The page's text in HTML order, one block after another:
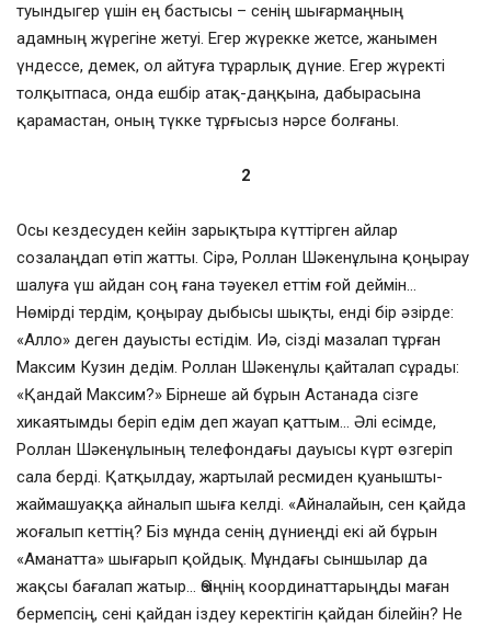
туындыгер үшін ең бастысы – сенің шығармаңның
адамның жүрегіне жетуі. Егер жүрекке жетсе, жанымен
үндессе, демек, ол айтуға тұрарлық дүние. Егер жүректі
толқытпаса, онда ешбір атақ-даңқына, дабырасына
қарамастан, оның түкке тұрғысыз нәрсе болғаны.
2
Осы кездесуден кейін зарықтыра күттірген айлар
созалаңдап өтіп жатты. Сірә, Роллан Шәкенұлына қоңырау
шалуға үш айдан соң ғана тәуекел еттім ғой деймін…
Нөмірді тердім, қоңырау дыбысы шықты, енді бір әзірде:
«Алло» деген дауысты естідім. Иә, сізді мазалап тұрған
Максим Кузин дедім. Роллан Шәкенұлы қайталап сұрады:
«Қандай Максим?» Бірнеше ай бұрын Астанада сізге
хикаятымды беріп едім деп жауап қаттым… Әлі есімде,
Роллан Шәкенұлының телефондағы дауысы күрт өзгеріп
сала берді. Қатқылдау, жартылай ресмиден қуанышты-
жаймашуаққа айналып шыға келді. «Айналайын, сен қайда
жоғалып кеттің? Біз мұнда сенің дүниеңді екі ай бұрын
«Аманатта» шығарып қойдық. Мұндағы сыншылар да
жақсы бағалап жатыр… Өзіңнің координаттарыңды маған
бермепсің, сені қайдан іздеу керектігін қайдан білейін? Не